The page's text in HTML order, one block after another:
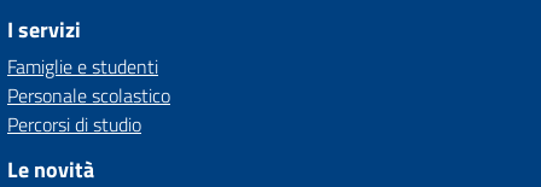
I servizi
Famiglie e studenti
Personale scolastico
Percorsi di studio
Le novità